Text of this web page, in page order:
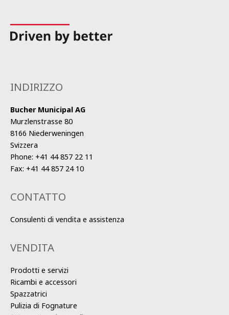
INDIRIZZO
Bucher Municipal AG
Murzlenstrasse 80
8166 Niederweningen
Svizzera
Phone: +41 44 857 22 11
Fax: +41 44 857 24 10
CONTATTO
Consulenti di vendita e assistenza
VENDITA
Prodotti e servizi
Ricambi e accessori
Spazzatrici
Pulizia di Fognature